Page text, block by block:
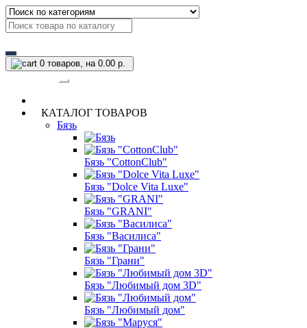
0 товаров, на 0.00 р.
КАТАЛОГ ТОВАРОВ
Бязь
Бязь "CottonClub"
Бязь "Dolce Vita Luxe"
Бязь "GRANI"
Бязь "Василиса"
Бязь "Грани"
Бязь "Любимый дом 3D"
Бязь "Любимый дом"